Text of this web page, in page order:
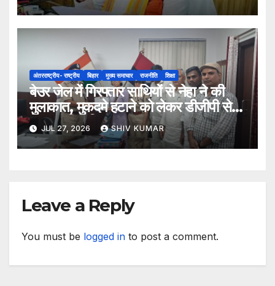
अंतरराष्ट्रीय- राष्ट्रीय बिहार मुख्य समाचार राजनीति शिक्षा
बेउर जेल में गिरफ्तार साथियों से नेहा ने की
मुलाकात, मुकदमे हटाने को लेकर डीजीपी से
मिला प्रतिनिधिमंडल
JUL 27, 2026 SHIV KUMAR
Leave a Reply
You must be logged in to post a comment.